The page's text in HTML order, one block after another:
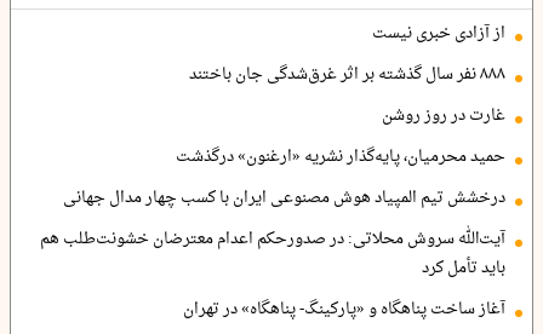
از آزادی خبری نیست
۸۸۸ نفر سال گذشته بر اثر غرق‌شدگی جان باختند
غارت در روز روشن
حمید محرمیان، پایه‌گذار نشریه «ارغنون» درگذشت
درخشش تیم المپیاد هوش مصنوعی ایران با کسب چهار مدال جهانی
آیت‌الله سروش محلاتی: در صدورحکم اعدام معترضان خشونت‌طلب هم
باید تأمل کرد
آغاز ساخت پناهگاه و «پارکینگ- پناهگاه» در تهران